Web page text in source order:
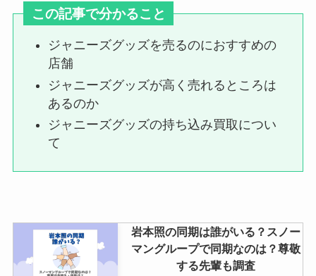
sixtonesチェンエラ事件とは？何
ルバック事件も解説！
前からか調査
アップルミュージックでジャニー
ズは聞ける？他のグループが解禁
しない理由とは？
この記事で分かること
ジャニーズグッズを売るのにおすすめの
店舗
ジャニーズグッズが高く売れるところは
あるのか
ジャニーズグッズの持ち込み買取につい
て
岩本照の同期は誰がいる？スノー
マングループで同期なのは？尊敬
する先輩も調査